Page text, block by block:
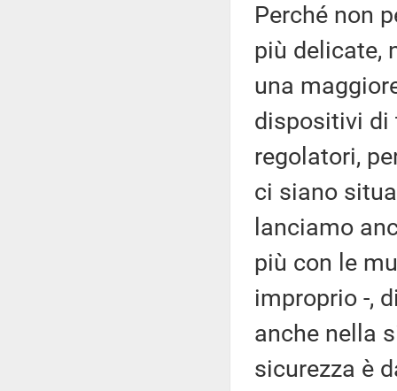
Perché non
più delicate,
una
dispositivi di
regolatori,
ci siano
lanciamo
più con le
improprio -,
anche nella
sicurezza è